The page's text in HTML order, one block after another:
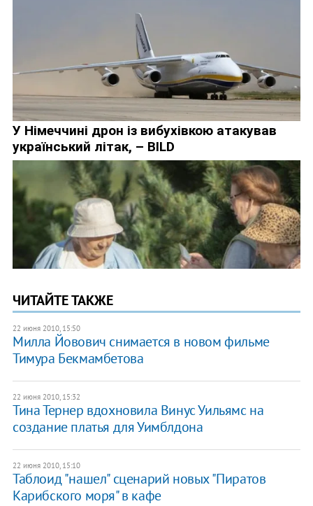
ЧИТАЙТЕ ТАКЖЕ
22 июня 2010, 15:50
Милла Йовович снимается в новом фильме
Тимура Бекмамбетова
22 июня 2010, 15:32
Тина Тернер вдохновила Винус Уильямс на
создание платья для Уимблдона
22 июня 2010, 15:10
Таблоид "нашел" сценарий новых "Пиратов
Карибского моря" в кафе